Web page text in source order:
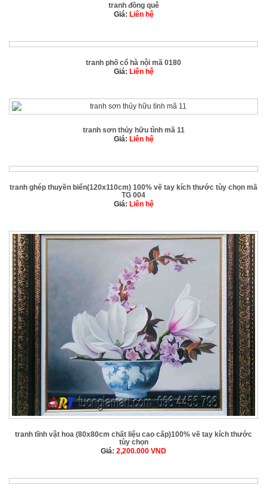
tranh đồng quê
Giá: Liên hệ
tranh phố cổ hà nội mã 0180
Giá: Liên hệ
tranh sơn thủy hữu tình mã 11
Giá: Liên hệ
tranh ghép thuyền biển(120x110cm) 100% vẽ tay kích thước tùy chọn mã
TG 004
Giá: Liên hệ
tranh tĩnh vật hoa (80x80cm chất liệu cao cấp)100% vẽ tay kích thước
tùy chọn
Giá: 2,200.000 VND